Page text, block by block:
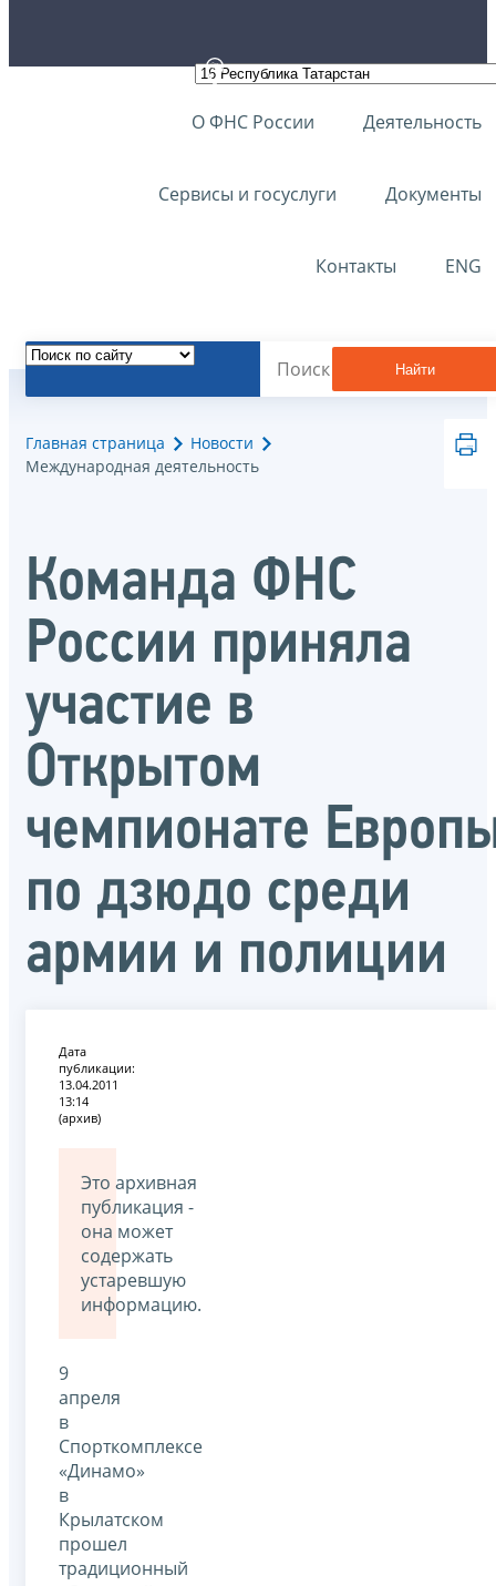
О ФНС России Деятельность
Сервисы и госуслуги Документы
Контакты ENG
Найти
Главная страница
Новости
Международная деятельность
Команда ФНС
России приняла
участие в
Открытом
чемпионате
по дзюдо среди
армии и полиции
Дата
публикации:
13.04.2011
13:14
(архив)
Это архивная
публикация -
она может
содержать
устаревшую
информацию.
9
апреля
в
Спорткомплексе
«Динамо»
в
Крылатском
прошел
традиционный